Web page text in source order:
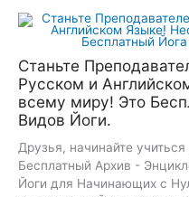
Перейти
Станьте
Русском и
всему миру! Это
Видов Йоги.
Друзья, начинайте
Бесплатный Архив -
Йоги для Начинающих с